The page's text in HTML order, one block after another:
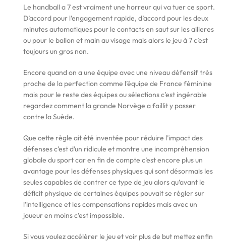
Le handball a 7 est vraiment une horreur qui va tuer ce sport.
D’accord pour l’engagement rapide, d’accord pour les deux
minutes automatiques pour le contacts en saut sur les ailieres
ou pour le ballon et main au visage mais alors le jeu à 7 c’est
toujours un gros non.
Encore quand on a une équipe avec une niveau défensif très
proche de la perfection comme l’équipe de France féminine
mais pour le reste des équipes ou sélections c’est ingérable
regardez comment la grande Norvège a faillit y passer
contre la Suède.
Que cette règle ait été inventée pour réduire l’impact des
défenses c’est d’un ridicule et montre une incompréhension
globale du sport car en fin de compte c’est encore plus un
avantage pour les défenses physiques qui sont désormais les
seules capables de contrer ce type de jeu alors qu’avant le
déficit physique de certaines équipes pouvait se régler sur
l’intelligence et les compensations rapides mais avec un
joueur en moins c’est impossible.
Si vous voulez accélérer le jeu et voir plus de but mettez enfin